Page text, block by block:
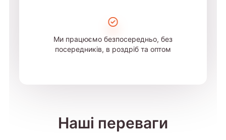
Ми працюємо безпосередньо, без
посередників, в роздріб та оптом
Наші переваги